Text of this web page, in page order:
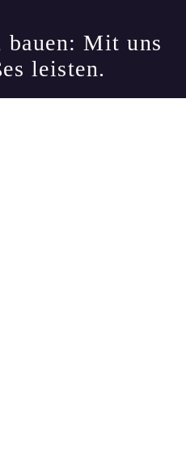
bauen: Mit uns
leisten.